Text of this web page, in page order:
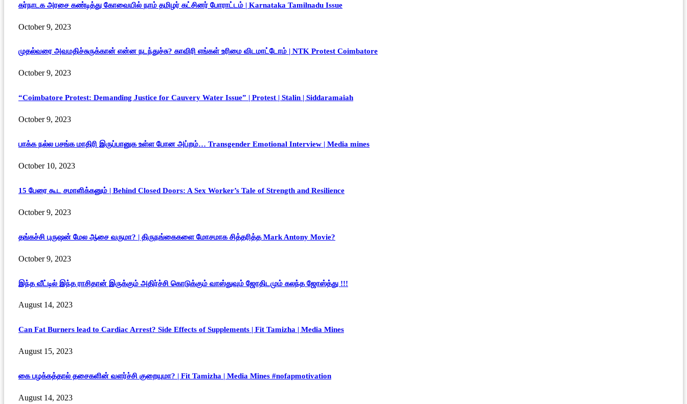
கர்நாடக அரசை கண்டித்து கோவையில் நாம் தமிழர் கட்சினர் போராட்டம் | Karnataka Tamilnadu Issue
October 9, 2023
முதல்வரை அவமதிச்சுருக்கான் என்ன நடந்துச்சு? காவிரி எங்கள் உரிமை விடமாட்டோம் | NTK Protest Coimbatore
October 9, 2023
“Coimbatore Protest: Demanding Justice for Cauvery Water Issue” | Protest | Stalin | Siddaramaiah
October 9, 2023
பாக்க நல்ல பசங்க மாதிரி இருப்பானுக உள்ள போன அப்றம்… Transgender Emotional Interview | Media mines
October 10, 2023
15 பேரை கூட சமாளிக்கனும் | Behind Closed Doors: A Sex Worker’s Tale of Strength and Resilience
October 9, 2023
தங்கச்சி புருஷன் மேல ஆசை வருமா? | திருநங்கைகளை மோசமாக சித்தரித்த Mark Antony Movie?
October 9, 2023
இந்த வீட்டில் இந்த ராசிதான் இருக்கும் அதிர்ச்சி கொடுக்கும் வாஸ்துவும் ஜோதிடமும் கலந்த ஜோஸ்த்து !!!
August 14, 2023
Can Fat Burners lead to Cardiac Arrest? Side Effects of Supplements | Fit Tamizha | Media Mines
August 15, 2023
கை பழக்கத்தால் தசைகளின் வளர்ச்சி குறையுமா? | Fit Tamizha | Media Mines #nofapmotivation
August 14, 2023